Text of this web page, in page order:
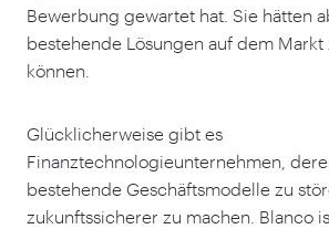
Bewerbung gewartet hat. Sie hätten
bestehende Lösungen auf dem
können.
Glücklicherweise gibt es
Finanztechnologieunternehmen,
bestehende Geschäftsmodelle zu
zukunftssicherer zu machen. Blanco